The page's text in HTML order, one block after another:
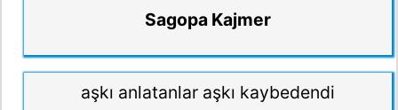
Sagopa Kajmer
aşkı anlatanlar aşkı kaybedendi